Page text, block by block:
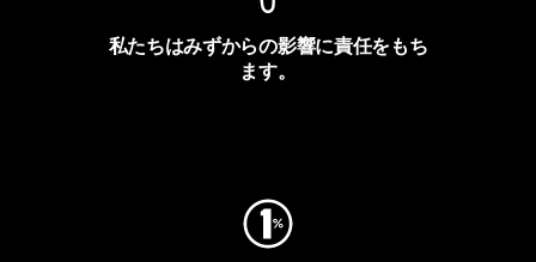
私たちはみずからの影響に責任をもち
ます。